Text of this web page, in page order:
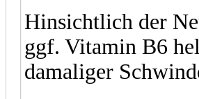
Hinsichtlich der
ggf. Vitamin B6
damaliger